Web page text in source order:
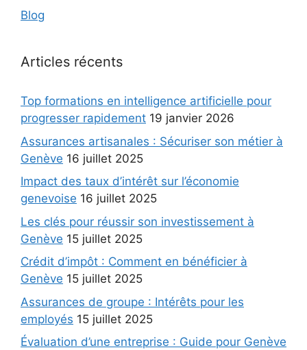
Blog
Articles récents
Top formations en intelligence artificielle pour
progresser rapidement 19 janvier 2026
Assurances artisanales : Sécuriser son métier à
Genève 16 juillet 2025
Impact des taux d’intérêt sur l’économie
genevoise 16 juillet 2025
Les clés pour réussir son investissement à
Genève 15 juillet 2025
Crédit d’impôt : Comment en bénéficier à
Genève 15 juillet 2025
Assurances de groupe : Intérêts pour les
employés 15 juillet 2025
Évaluation d’une entreprise : Guide pour Genève